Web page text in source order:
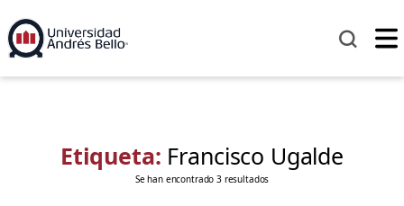
Etiqueta: Francisco Ugalde
Se han encontrado 3 resultados